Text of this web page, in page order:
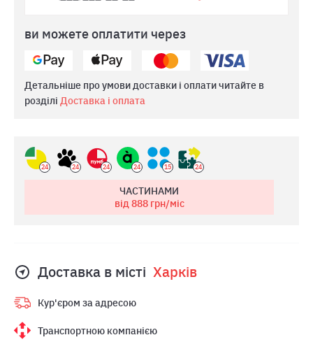
ви можете оплатити через
Детальніше про умови доставки і оплати читайте в
розділі Доставка і оплата
24 24 24 24 15 24
ЧАСТИНАМИ
від 888грн/міс
Доставка в місті Харкiв
Кур'єром за адресою
Транспортною компанією